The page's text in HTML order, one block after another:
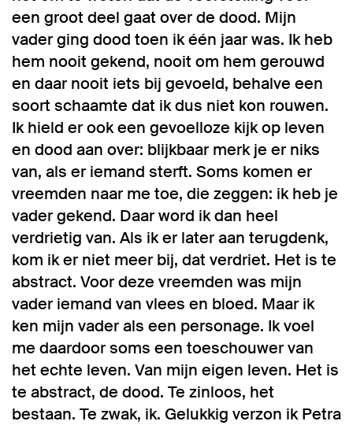
een groot deel gaat over de dood. Mijn
vader ging dood toen ik één jaar was. Ik heb
hem nooit gekend, nooit om hem gerouwd
en daar nooit iets bij gevoeld, behalve een
soort schaamte dat ik dus niet kon rouwen.
Ik hield er ook een gevoelloze kijk op leven
en dood aan over: blijkbaar merk je er niks
van, als er iemand sterft. Soms komen er
vreemden naar me toe, die zeggen: ik heb je
vader gekend. Daar word ik dan heel
verdrietig van. Als ik er later aan terugdenk,
kom ik er niet meer bij, dat verdriet. Het is te
abstract. Voor deze vreemden was mijn
vader iemand van vlees en bloed. Maar ik
ken mijn vader als een personage. Ik voel
me daardoor soms een toeschouwer van
het echte leven. Van mijn eigen leven. Het is
te abstract, de dood. Te zinloos, het
bestaan. Te zwak, ik. Gelukkig verzon ik Petra